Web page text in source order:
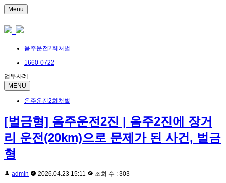
Menu
음주운전2회처벌
1660-0722
업무사례
MENU
음주운전2회처벌
[벌금형] 음주운전2진 | 음주2진에 장거
리 운전(20km)으로 문제가 된 사건, 벌금
형
admin 2026.04.23 15:11 조회 수 : 303